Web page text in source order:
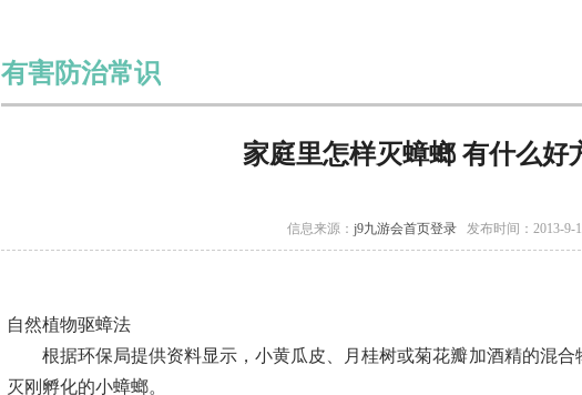
有害防治常识
家庭里怎样灭蟑螂 有什么好
信息来源： j9九游会首页登录发布时间：2013-9-
自然植物驱蟑法
根据环保局提供资料显示，小黄瓜皮、月桂树或菊花瓣加酒精的混合
灭刚孵化的小蟑螂。